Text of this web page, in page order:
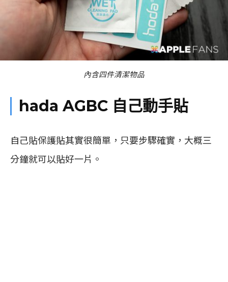
內含四件清潔物品
hada AGBC 自己動手貼
自己貼保護貼其實很簡單，只要步驟確實，大概三
分鐘就可以貼好一片。